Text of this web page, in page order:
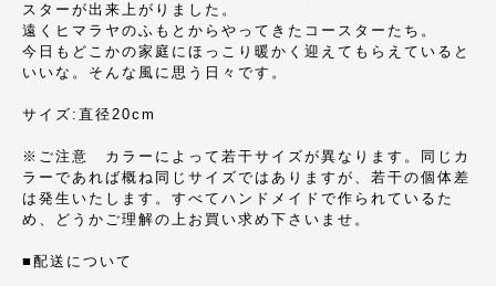
スターが出来上がりました。
遠くヒマラヤのふもとからやってきたコースターたち。
今日もどこかの家庭にほっこり暖かく迎えてもらえていると
いいな。そんな風に思う日々です。
サイズ:直径20cm
※ご注意 カラーによって若干サイズが異なります。同じカ
ラーであれば概ね同じサイズではありますが、若干の個体差
は発生いたします。すべてハンドメイドで作られているた
め、どうかご理解の上お買い求め下さいませ。
■配送について